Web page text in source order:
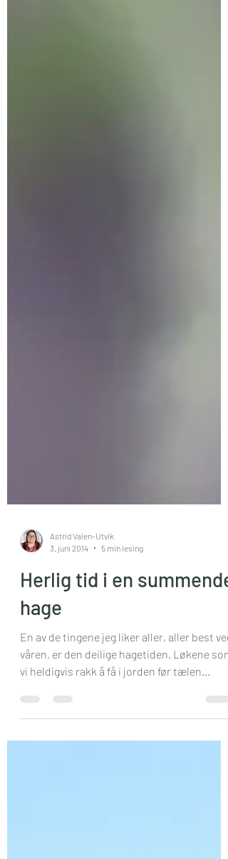
3. juni 2014
5 min lesing
Herlig tid i en summende
hage
En av de tingene jeg liker aller, aller best ved
vi heldigvis rakk å få i jorden før tælen...